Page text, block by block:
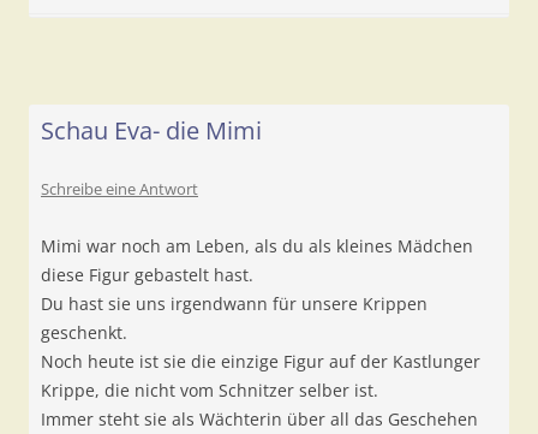
Schau Eva- die Mimi
Schreibe eine Antwort
Mimi war noch am Leben, als du als kleines Mädchen
diese Figur gebastelt hast.
Du hast sie uns irgendwann für unsere Krippen
geschenkt.
Noch heute ist sie die einzige Figur auf der Kastlunger
Krippe, die nicht vom Schnitzer selber ist.
Immer steht sie als Wächterin über all das Geschehen